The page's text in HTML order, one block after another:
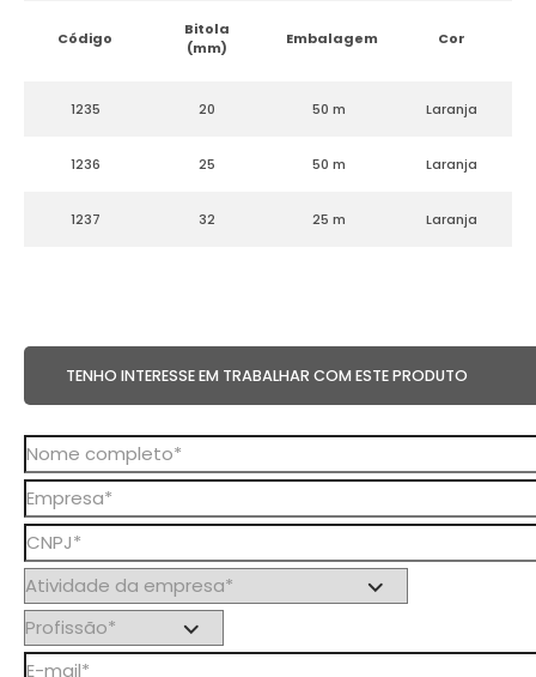
Código
Bitola
(mm)
Embalagem Cor
1235 20 50 m Laranja
1236 25 50 m Laranja
1237 32 25 m Laranja
TENHO INTERESSE EM TRABALHAR COM ESTE PRODUTO